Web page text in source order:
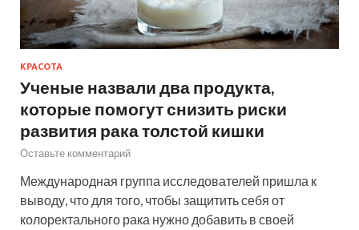
КРАСОТА
Ученые назвали два продукта,
которые помогут снизить риски
развития рака толстой кишки
Оставьте комментарий
Международная группа исследователей пришла к
выводу, что для того, чтобы защитить себя от
колоректального рака нужно добавить в своей